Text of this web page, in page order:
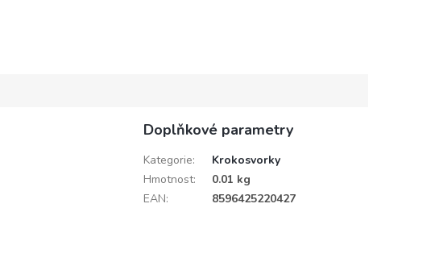
Doplňkové parametry
Kategorie:
Krokosvorky
Hmotnost:
0.01 kg
EAN: 8596425220427